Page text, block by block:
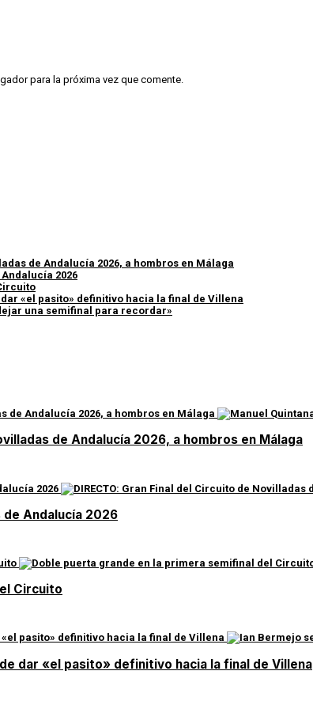
para la próxima vez que comente.
de Andalucía 2026, a hombros en Málaga
2026
«el pasito» definitivo hacia la final de Villena
una semifinal para recordar»
de Andalucía 2026, a hombros en Málaga
de Andalucía 2026
Circuito
dar «el pasito» definitivo hacia la final de Villena